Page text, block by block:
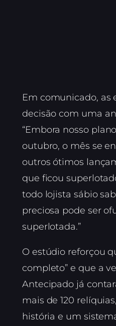
Em comunicado, as
decisão com uma
“Embora nosso
outubro, o mês se
outros ótimos
que ficou
todo lojista sábio
preciosa pode ser
superlotada.”
O estúdio reforçou
completo” e que a
Antecipado já
mais de 120
história e um